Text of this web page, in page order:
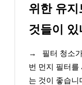
위한 유지
것들이 있
→
필터 청소
번 먼지 필터를
는 것이 좋습니